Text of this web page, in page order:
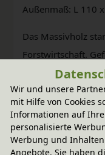
Außenmaß: L 110
Das Massivholz
Forstwirtschaft.
und Bio-
Möbelstücks wird
nature Öl bzw.
Erd- und
Carnaubawachs
Wir und unsere
mit Hilfe von Cookies
Informationen auf
personalisierte
Werbung und
Angebote. Sie haben